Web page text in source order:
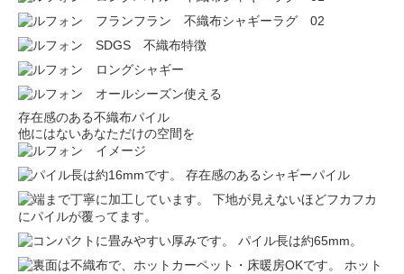
存在感のある不織布パイル
他にはないあなただけの空間を
存在感のあるシャギーパイル
下地が見えないほどフカフカ
にパイルが覆ってます。
パイル長は約65mm。
ホット